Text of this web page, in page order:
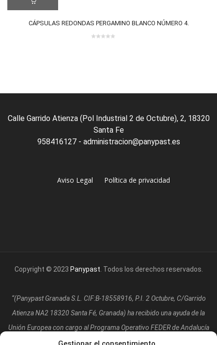
CÁPSULAS REDONDAS PERGAMINO BLANCO NÚMERO 4.
0 review(s)
Calle Garrido Atienza (Pol Industrial 2 de Octubre), 2, 18320
Santa Fe
958416127 - administracion@panypast.es
Aviso Legal Política de privacidad
Copyright © 2023 Panypast . Todos los derechos reservados.
“(Panypast Granada S.L. CIF:B-18558916, P.I. 2 Octubre, C/Garrido
Atienza NA2 18320 Santa Fé, Granada) ha recibido una ayuda de la
Unión Europea con cargo al Programa Operativo FEDER de Andalucía
2014-2020, financiada como parte de la respuesta de la Unión a la